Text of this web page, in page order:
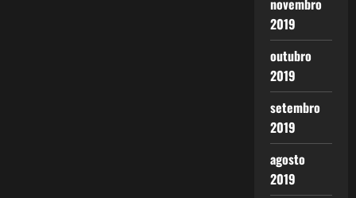
novembro
2019
outubro
2019
setembro
2019
agosto
2019